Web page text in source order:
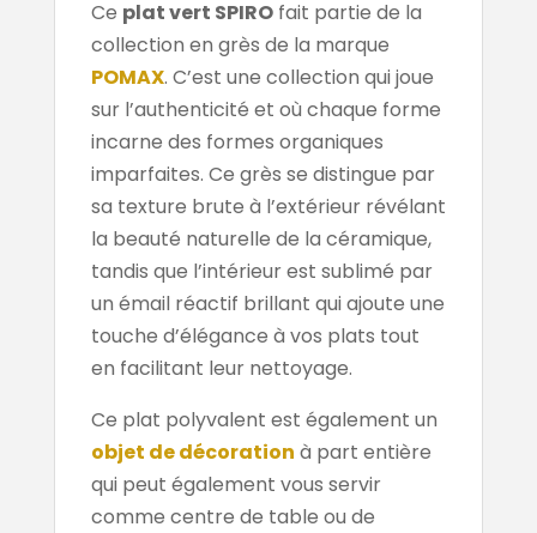
Ce plat vert SPIROfait partie de la
collection en grès de la marque
POMAX. C’est une collection qui joue
sur l’authenticité et où chaque forme
incarne des formes organiques
imparfaites. Ce grès se distingue par
sa texture brute à l’extérieur révélant
la beauté naturelle de la céramique,
tandis que l’intérieur est sublimé par
un émail réactif brillant qui ajoute une
touche d’élégance à vos plats tout
en facilitant leur nettoyage.
Ce plat polyvalent est également un
objet de décoration à part entière
qui peut également vous servir
comme centre de table ou de